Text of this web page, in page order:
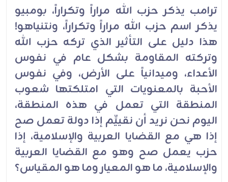
ترامب يذكر حزب الله مراراً وتكراراً، بومبيو
يذكر اسم حزب الله مراراً وتكراراً، ونتنياهو!
هذا دليل على التأثير الذي تركه حزب الله
وتركته المقاومة بشكل عام في نفوس
الأعداء، وميدانياً على الأرض، وفي نفوس
الأحبة بالمعنويات التي امتلكتها شعوب
المنطقة التي تعمل في هذه المنطقة،
اليوم نحن نريد أن نقييِّم إذا دولة تعمل صح
إذا هي مع القضايا العربية والإسلامية، إذا
حزب يعمل صح وهو مع القضايا العربية
والإسلامية، ما هو المعيار وما هو المقياس؟